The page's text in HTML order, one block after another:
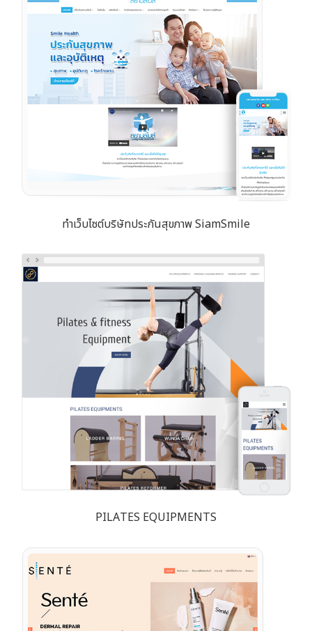
ทำเว็บไซต์บริษัทประกันสุขภาพ SiamSmile
PILATES EQUIPMENTS